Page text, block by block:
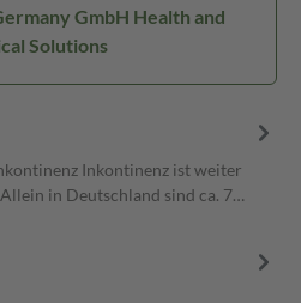
GmbH Health and
Solutions
Inkontinenz ist weiter
in Deutschland sind ca. 7…